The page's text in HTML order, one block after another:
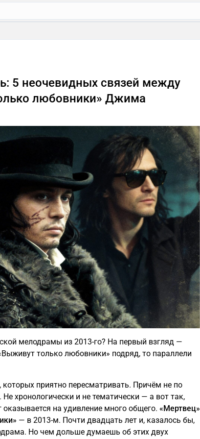
5 неочевидных связей между
любовники» Джима
мелодрамы из 2013-го? На первый взгляд —
только любовники» подряд, то параллели
которых приятно пересматривать. Причём не по
хронологически и не тематически — а вот так,
на удивление много общего. «Мертвец»
— в 2013-м. Почти двадцать лет и, казалось бы,
Но чем дольше думаешь об этих двух